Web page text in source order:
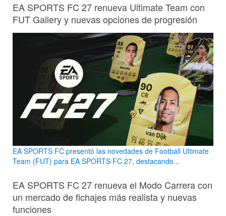
EA SPORTS FC 27 renueva Ultimate Team con
FUT Gallery y nuevas opciones de progresión
EA SPORTS FC presentó las novedades de Football Ultimate
Team (FUT) para EA SPORTS FC 27, destacando...
EA SPORTS FC 27 renueva el Modo Carrera con
un mercado de fichajes más realista y nuevas
funciones